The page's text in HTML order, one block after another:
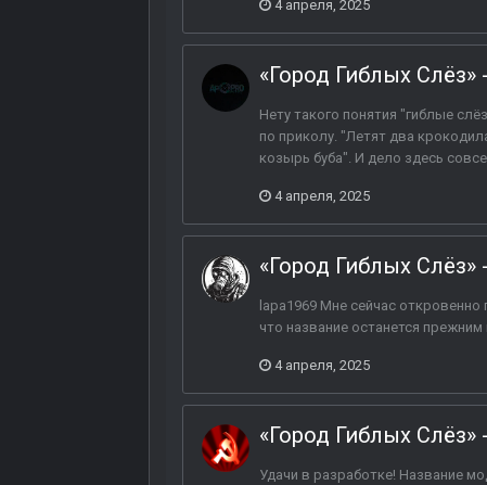
4 апреля, 2025
«Город Гиблых Слёз»
Нету такого понятия "гиблые
по приколу. "Летят два
козырь буба". И дело здесь
4 апреля, 2025
«Город Гиблых Слёз»
lapa1969 Мне сейчас
что название останется
4 апреля, 2025
«Город Гиблых Слёз»
Удачи в разработке! Название